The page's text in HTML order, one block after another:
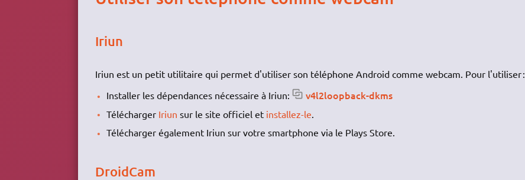
Iriun
Iriun est un petit utilitaire qui permet d'utiliser son téléphone Android comme webcam. Pour l'utiliser :
Installer les dépendances nécessaire à Iriun:
v4l2loopback-dkms
Télécharger Iriun sur le site officiel et installez-le
Télécharger également Iriun sur votre smartphone via le Plays Store.
DroidCam